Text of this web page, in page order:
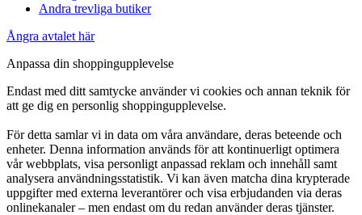
Andra trevliga butiker
Ångra avtalet här
Anpassa din shoppingupplevelse
Endast med ditt samtycke använder vi cookies och annan teknik för
att ge dig en personlig shoppingupplevelse.
För detta samlar vi in data om våra användare, deras beteende och
enheter. Denna information används för att kontinuerligt optimera
vår webbplats, visa personligt anpassad reklam och innehåll samt
analysera användningsstatistik. Vi kan även matcha dina krypterade
uppgifter med externa leverantörer och visa erbjudanden via deras
onlinekanaler – men endast om du redan använder deras tjänster.